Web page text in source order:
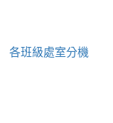
各班級處室分機